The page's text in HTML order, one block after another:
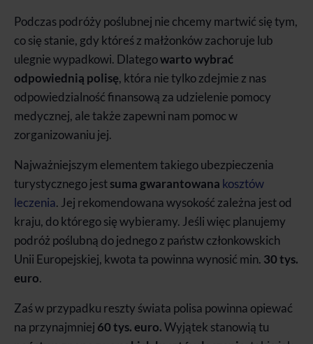
Podczas podróży poślubnej nie chcemy martwić się tym,
co się stanie, gdy któreś z małżonków zachoruje lub
ulegnie wypadkowi. Dlategowarto wybrać
odpowiednią polisę, która nie tylko zdejmie z nas
odpowiedzialność finansową za udzielenie pomocy
medycznej, ale także zapewni nam pomoc w
zorganizowaniu jej.
Najważniejszym elementem takiego ubezpieczenia
turystycznego jestsuma gwarantowana kosztów
leczenia. Jej rekomendowana wysokość zależna jest od
kraju, do którego się wybieramy. Jeśli więc planujemy
podróż poślubną do jednego z państw członkowskich
Unii Europejskiej, kwota ta powinna wynosić min. 30 tys.
euro.
Zaś w przypadku reszty świata polisa powinna opiewać
na przynajmniej 60 tys. euro.Wyjątek stanowią tu